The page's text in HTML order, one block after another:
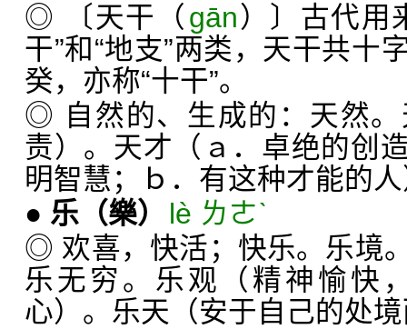
◎ 〔天干（ ɡān）〕古代用
干”和“地支”两类，天干共十
癸，亦称“十干”。
◎ 自然的、生成的：天然
责）。天才（ａ．卓绝的创
明智慧；ｂ．有这种才能的
● 乐 （樂）
lè ㄌㄜˋ
◎ 欢喜，快活；快乐。乐境
乐无穷。乐观（精神愉快
心）。乐天（安于自己的处